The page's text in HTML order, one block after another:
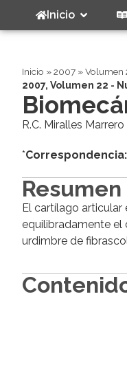
Inicio
Inicio »2007 »Volumen
2007, Volumen 22 -
R.C. Miralles Marrero
*Correspondencia:
Resumen
El cartílago
equilibradamente el
urdimbre de